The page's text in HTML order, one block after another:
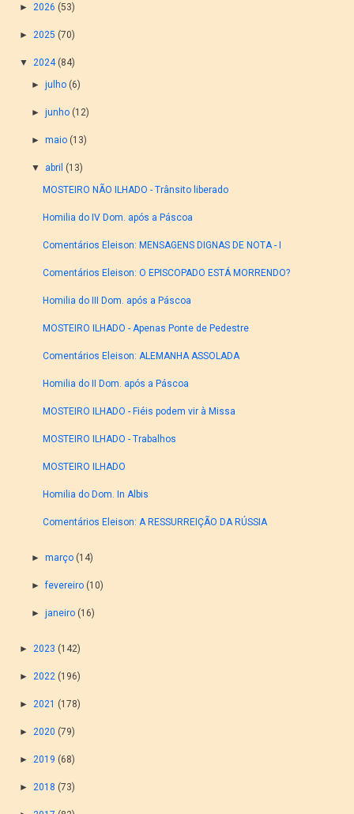
► 2026 (53)
► 2025 (70)
▼ 2024 (84)
► julho (6)
► junho (12)
► maio (13)
▼ abril (13)
MOSTEIRO NÃO ILHADO - Trânsito liberado
Homilia do IV Dom. após a Páscoa
Comentários Eleison: MENSAGENS DIGNAS DE NOTA - I
Comentários Eleison: O EPISCOPADO ESTÁ MORRENDO?
Homilia do III Dom. após a Páscoa
MOSTEIRO ILHADO - Apenas Ponte de Pedestre
Comentários Eleison: ALEMANHA ASSOLADA
Homilia do II Dom. após a Páscoa
MOSTEIRO ILHADO - Fiéis podem vir à Missa
MOSTEIRO ILHADO - Trabalhos
MOSTEIRO ILHADO
Homilia do Dom. In Albis
Comentários Eleison: A RESSURREIÇÃO DA RÚSSIA
► março (14)
►fevereiro (10)
► janeiro (16)
► 2023 (142)
► 2022 (196)
► 2021 (178)
► 2020 (79)
► 2019 (68)
► 2018 (73)